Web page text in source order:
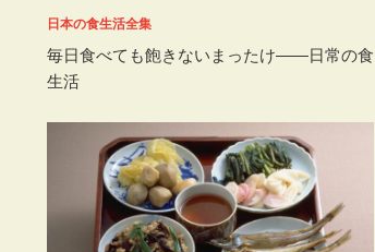
日本の食生活全集
毎日食べても飽きないまったけ――日常の食
生活